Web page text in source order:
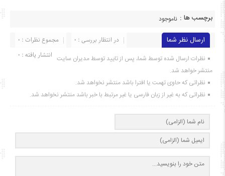
برچسب ها : ناموجود
ارسال نظر شما مجموع نظرات : 0
در انتظار بررسی : 0
انتشار یافته : ۰ نظرات ارسال شده توسط شما، پس از تایید توسط مدیران سایت
منتشر خواهد شد.
نظراتی که حاوی تهمت یا افترا باشد منتشر نخواهد شد.
نظراتی که به غیر از زبان فارسی یا غیر مرتبط با خبر باشد منتشر نخواهد شد.